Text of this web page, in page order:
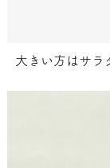
大きい方はサラ